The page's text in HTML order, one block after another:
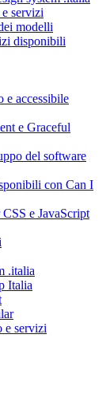
servizi
modelli
disponibili
e accessibile
e Graceful
del software
con Can I
e JavaScript
.italia
Italia
e servizi